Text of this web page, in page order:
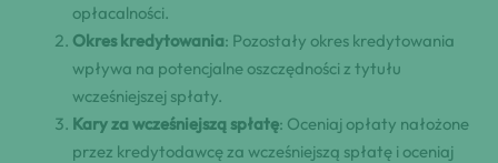
opłacalności.
Okres kredytowania: Pozostały okres kredytowania
wpływa na potencjalne oszczędności z tytułu
wcześniejszej spłaty.
Kary za wcześniejszą spłatę: Oceniaj opłaty nałożone
przez kredytodawcę za wcześniejszą spłatę i oceniaj